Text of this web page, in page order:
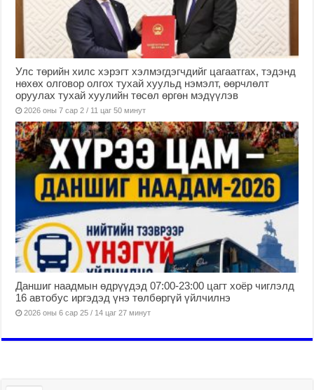
Улс төрийн хилс хэрэгт хэлмэгдэгчдийг цагаатгах, тэдэнд
нөхөх олговор олгох тухай хуульд нэмэлт, өөрчлөлт
оруулах тухай хуулийн төсөл өргөн мэдүүлэв
2026 оны 7 сар 2 / 11 цаг 50 минут
Даншиг наадмын өдрүүдэд 07:00-23:00 цагт хоёр чиглэлд
16 автобус иргэдэд үнэ төлбөргүй үйлчилнэ
2026 оны 6 сар 25 / 14 цаг 27 минут